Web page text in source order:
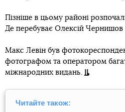
Пізніше в цьому районі
Де перебуває Олексій Чернишов
Макс Левін був
фотографом та оператором
міжнародних видань.
Читайте також: